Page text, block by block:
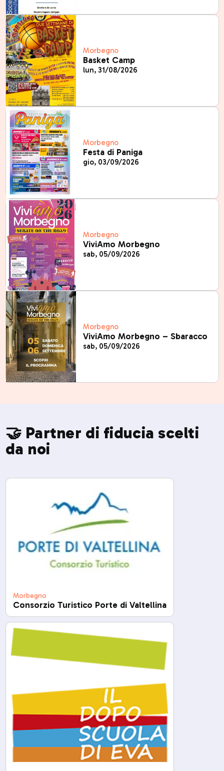
Morbegno
Basket Camp
lun, 31/08/2026
Morbegno
Festa di Paniga
gio, 03/09/2026
Morbegno
ViviAmo Morbegno
sab, 05/09/2026
Morbegno
ViviAmo Morbegno – Sbaracco
sab, 05/09/2026
🤝 Partner di fiducia scelti
da noi
Morbegno
Consorzio Turistico Porte di Valtellina